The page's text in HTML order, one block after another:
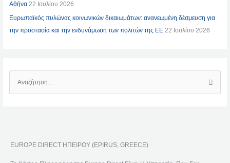
Αθήνα 22 Ιουλίου 2026
Ευρωπαϊκός πυλώνας κοινωνικών δικαιωμάτων: ανανεωμένη δέσμευση για
την προστασία και την ενδυνάμωση των πολιτών της ΕΕ 22 Ιουλίου 2026
ΤEUROPE DIRECT ΗΠΕΙΡΟΥ (EPIRUS, GREECE)